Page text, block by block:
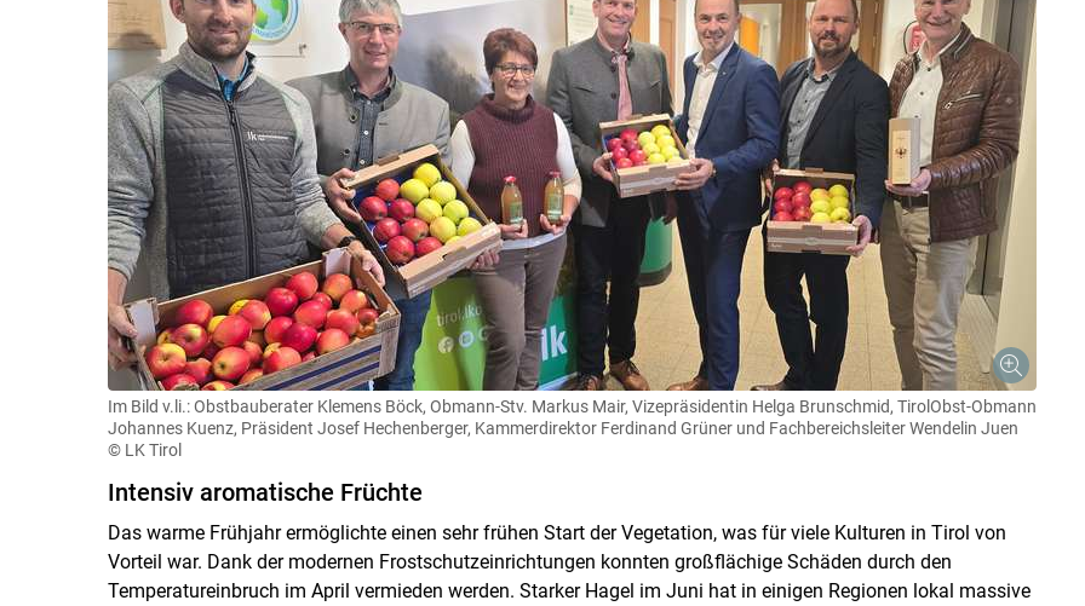
Im Bild v.li.: Obstbauberater Klemens Böck, Obmann-Stv. Markus Mair, Vizepräsidentin Helga Brunschmid, TirolObst-Obmann
Johannes Kuenz, Präsident Josef Hechenberger, Kammerdirektor Ferdinand Grüner und Fachbereichsleiter Wendelin Juen
© LK Tirol
Intensiv aromatische Früchte
Das warme Frühjahr ermöglichte einen sehr frühen Start der Vegetation, was für viele Kulturen in Tirol von
Vorteil war. Dank der modernen Frostschutzeinrichtungen konnten großflächige Schäden durch den
Temperatureinbruch im April vermieden werden. Starker Hagel im Juni hat in einigen Regionen lokal massive